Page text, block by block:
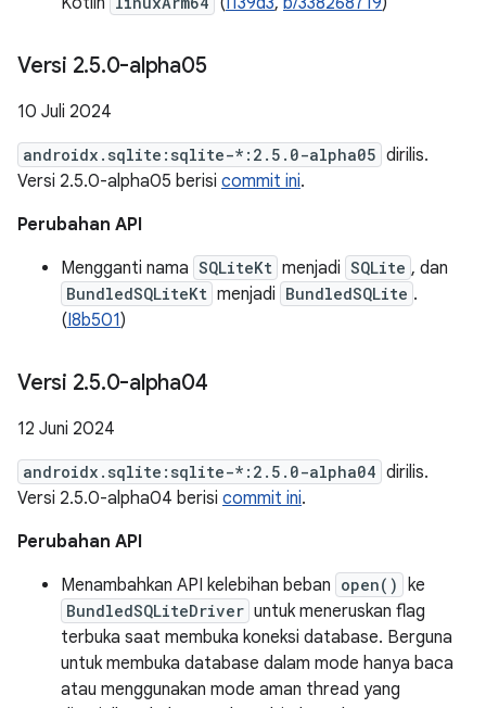
Versi 2.5.0-alpha05
10 Juli 2024
androidx.sqlite:sqlite-*:2.5.0-alpha05 dirilis.
Versi 2.5.0-alpha05 berisi commit ini.
Perubahan API
Mengganti nama SQLiteKt menjadi SQLite , dan
BundledSQLiteKt menjadi BundledSQLite .
(I8b501)
Versi 2.5.0-alpha04
12 Juni 2024
androidx.sqlite:sqlite-*:2.5.0-alpha04 dirilis.
Versi 2.5.0-alpha04 berisi commit ini.
Perubahan API
Menambahkan API kelebihan beban open() ke
BundledSQLiteDriver untuk meneruskan flag
terbuka saat membuka koneksi database. Berguna
untuk membuka database dalam mode hanya baca
atau menggunakan mode aman thread yang